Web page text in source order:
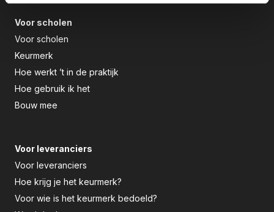
Voor scholen
Voor scholen
Keurmerk
Hoe werkt ’t in de praktijk
Hoe gebruik ik het
Bouw mee
Voor leveranciers
Voor leveranciers
Hoe krijg je het keurmerk?
Voor wie is het keurmerk bedoeld?